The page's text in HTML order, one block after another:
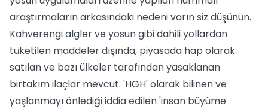
araştırmaların arkasındaki nedeni varın siz düşünün.
Kahverengi algler ve yosun gibi dahili yollardan
tüketilen maddeler dışında, piyasada hap olarak
satılan ve bazı ülkeler tarafından yasaklanan
birtakım ilaçlar mevcut. 'HGH' olarak bilinen ve
yaşlanmayı önlediği iddia edilen 'insan büyüme